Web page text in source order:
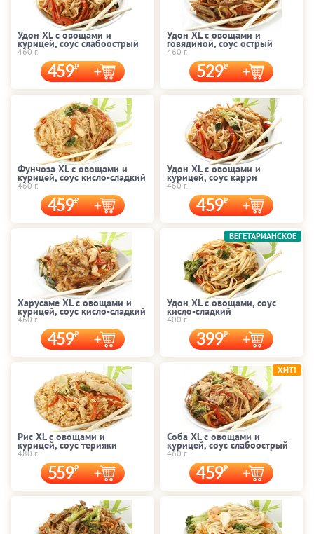
Удон XL с овощами и
курицей, соус слабоострый
460 г.
459
Удон XL с овощами и
говядиной, соус острый
460 г.
529
Фунчоза XL с овощами и
курицей, соус кисло-сладкий
460 г.
459
Удон XL с овощами и
курицей, соус карри
460 г.
459
Харусаме XL с овощами и
курицей, соус кисло-сладкий
460 г.
459
Удон XL с овощами, соус
кисло-сладкий
400 г.
399
ВЕГЕТАРИАНСКОЕ
Рис XL с овощами и
курицей, соус терияки
480 г.
559
Соба XL с овощами и
курицей, соус слабоострый
460 г.
459
ХИТ!